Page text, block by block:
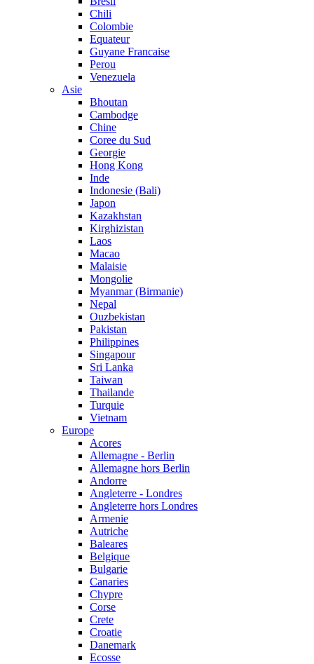
Chili
Colombie
Equateur
Guyane Francaise
Perou
Venezuela
Asie
Bhoutan
Cambodge
Chine
Coree du Sud
Georgie
Hong Kong
Inde
Indonesie (Bali)
Japon
Kazakhstan
Kirghizistan
Laos
Macao
Malaisie
Mongolie
Myanmar (Birmanie)
Nepal
Ouzbekistan
Pakistan
Philippines
Singapour
Sri Lanka
Taiwan
Thailande
Turquie
Vietnam
Europe
Acores
Allemagne - Berlin
Allemagne hors Berlin
Andorre
Angleterre - Londres
Angleterre hors Londres
Armenie
Autriche
Baleares
Belgique
Bulgarie
Canaries
Chypre
Corse
Crete
Croatie
Danemark
Ecosse